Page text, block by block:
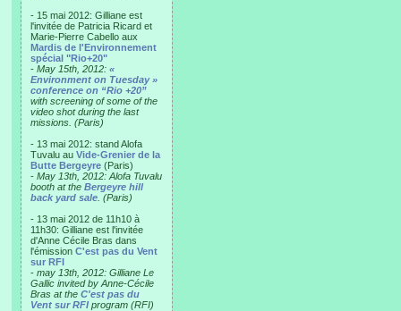
- 15 mai 2012: Gilliane est
l'invitée de Patricia Ricard et
Marie-Pierre Cabello aux
Mardis de l'Environnement
spécial "Rio+20"
- May 15th, 2012: «
Environment on Tuesday »
conference on “Rio +20”
with screening of some of the
video shot during the last
missions. (Paris)
- 13 mai 2012: stand Alofa
Tuvalu au Vide-Grenier de la
Butte Bergeyre (Paris)
- May 13th, 2012: Alofa Tuvalu
booth at the Bergeyre hill
back yard sale . (Paris)
- 13 mai 2012 de 11h10 à
11h30: Gilliane est l'invitée
d'Anne Cécile Bras dans
l'émission C'est pas du Vent
sur RFI
- may 13th, 2012: Gilliane Le
Gallic invited by Anne-Cécile
Bras at the C'est pas du
Vent sur RFI program (RFI)